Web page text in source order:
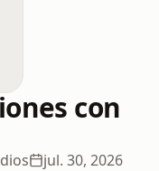
con
jul. 30, 2026